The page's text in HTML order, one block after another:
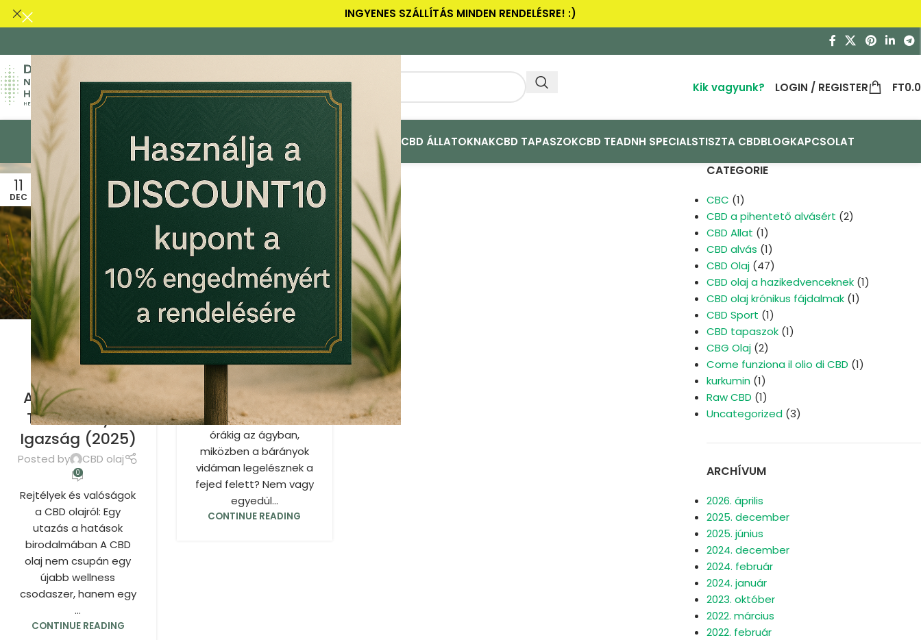
INGYENES SZÁLLÍTÁS MINDEN RENDELÉSRE! :)
Kik vagyunk? LOGIN / REGISTER FT
KEZDŐLAP CBD OLAJCBG OLAJCBD KAPSZULAKCBD ACTIVE+ CBD ÁLLATOKNAKCBD TAPASZOKCBD TEADNH SPECIALSTISZTA CBDBLOGKAPCSOLAT
11
DEC
CBD OLAJ
CBD Olaj
Hatása:
Tévhitek,
Adagolás és a
Tudományos
Igazság (2025)
Posted by CBD olaj
0
Rejtélyek és valóságok
a CBD olajról: Egy
utazás a hatások
birodalmában A CBD
olaj nem csupán egy
újabb wellness
csodaszer, hanem egy
...
CONTINUE READING
26
FEBR
CBD OLAJ
CBD Olaj az
Alvásért:
Barátod az
Éjszakában?
Posted by CBD olaj
Legjobb cbd olaj
alváshoz. Forgolódsz
órákig az ágyban,
miközben a bárányok
vidáman legelésznek a
fejed felett? Nem vagy
egyedül...
CONTINUE READING
CATEGORIE
CBC (1)
CBD a pihentető alvásért (2)
CBD Allat (1)
CBD alvás (1)
CBD Olaj(47)
CBD olaj a hazikedvenceknek(1)
CBD olaj krónikus fájdalmak(1)
CBD Sport (1)
CBD tapaszok(1)
CBG Olaj(2)
Come funziona il olio di CBD (1)
kurkumin(1)
Raw CBD (1)
Uncategorized(3)
ARCHÍVUM
2026. április
2025. december
2025. június
2024. december
2024. február
2024. január
2023. október
2022. március
2022. február